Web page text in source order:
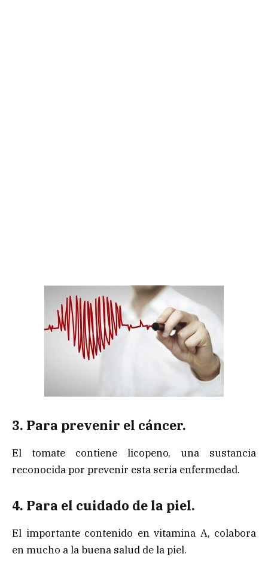
3. Para prevenir el cáncer.
El tomate contiene licopeno, una sustancia
reconocida por prevenir esta seria enfermedad.
4. Para el cuidado de la piel.
El importante contenido en vitamina A, colabora
en mucho a la buena salud de la piel.